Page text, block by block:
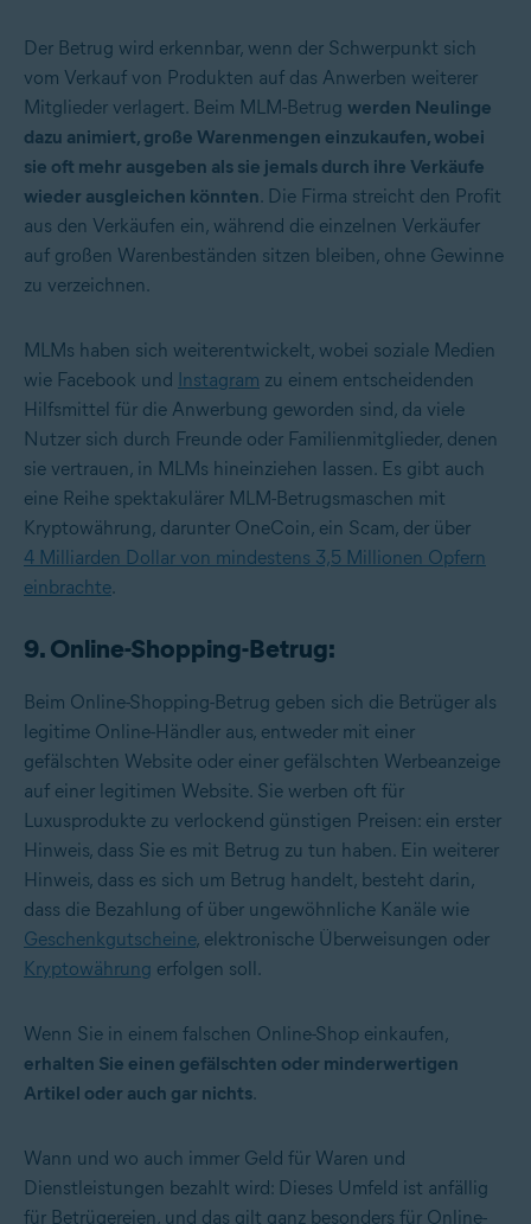
Der Betrug wird erkennbar, wenn der Schwerpunkt sich
vom Verkauf von Produkten auf das Anwerben weiterer
Mitglieder verlagert. Beim MLM-Betrug werden Neulinge
dazu animiert, große Warenmengen einzukaufen, wobei
sie oft mehr ausgeben als sie jemals durch ihre Verkäufe
wieder ausgleichen könnten. Die Firma streicht den Profit
aus den Verkäufen ein, während die einzelnen Verkäufer
auf großen Warenbeständen sitzen bleiben, ohne Gewinne
zu verzeichnen.
MLMs haben sich weiterentwickelt, wobei soziale Medien
wie Facebook und Instagram zu einem entscheidenden
Hilfsmittel für die Anwerbung geworden sind, da viele
Nutzer sich durch Freunde oder Familienmitglieder, denen
sie vertrauen, in MLMs hineinziehen lassen. Es gibt auch
eine Reihe spektakulärer MLM-Betrugsmaschen mit
Kryptowährung, darunter OneCoin, ein Scam, der über
4 Milliarden Dollar von mindestens 3,5 Millionen Opfern
einbrachte.
9. Online-Shopping-Betrug:
Beim Online-Shopping-Betrug geben sich die Betrüger als
legitime Online-Händler aus, entweder mit einer
gefälschten Website oder einer gefälschten Werbeanzeige
auf einer legitimen Website. Sie werben oft für
Luxusprodukte zu verlockend günstigen Preisen: ein erster
Hinweis, dass Sie es mit Betrug zu tun haben. Ein weiterer
Hinweis, dass es sich um Betrug handelt, besteht darin,
dass die Bezahlung of über ungewöhnliche Kanäle wie
Geschenkgutscheine, elektronische Überweisungen oder
Kryptowährung erfolgen soll.
Wenn Sie in einem falschen Online-Shop einkaufen,
erhalten Sie einen gefälschten oder minderwertigen
Artikel oder auch gar nichts.
Wann und wo auch immer Geld für Waren und
Dienstleistungen bezahlt wird: Dieses Umfeld ist anfällig
für Betrügereien, und das gilt ganz besonders für Online-